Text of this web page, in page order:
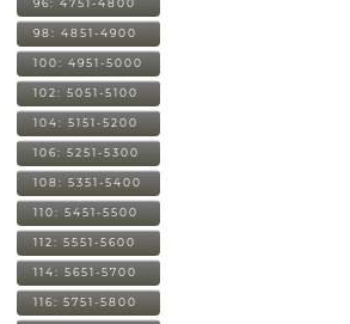
96: 4751-4800
98: 4851-4900
100: 4951-5000
102: 5051-5100
104: 5151-5200
106: 5251-5300
108: 5351-5400
110: 5451-5500
112: 5551-5600
114: 5651-5700
116: 5751-5800